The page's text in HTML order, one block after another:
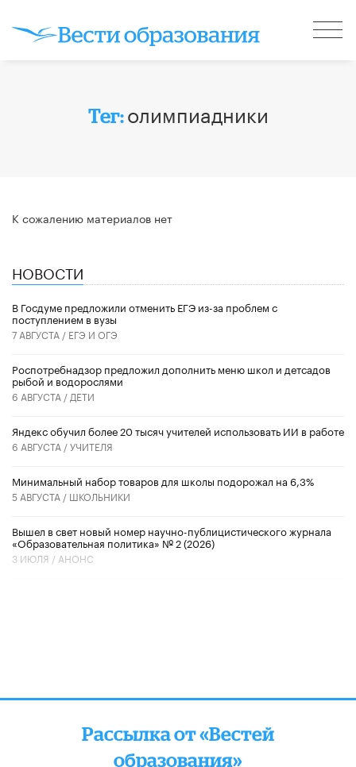
Тег:олимпиадники
К сожалению материалов нет
НОВОСТИ
В Госдуме предложили отменить ЕГЭ из-за проблем с
поступлением в вузы
7 АВГУСТА / ЕГЭ И ОГЭ
Роспотребнадзор предложил дополнить меню школ и детсадов
рыбой и водорослями
6 АВГУСТА / ДЕТИ
​Яндекс обучил более 20 тысяч учителей использовать ИИ в работе
6 АВГУСТА /УЧИТЕЛЯ
Минимальный набор товаров для школы подорожал на 6,3%
5 АВГУСТА / ШКОЛЬНИКИ
Вышел в свет новый номер научно-публицистического журнала
«Образовательная политика» № 2 (2026)
3 ИЮЛЯ / АНОНС
Рассылка от «Вестей
образования»